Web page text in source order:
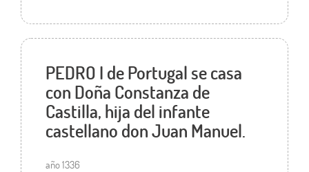
PEDRO I de Portugal se casa
con Doña Constanza de
Castilla, hija del infante
castellano don Juan Manuel.
año 1336